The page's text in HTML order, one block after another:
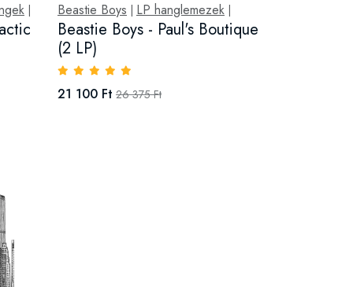
| Beastie Boys LP hanglemezek|
Beastie Boys - Paul's Boutique
(2 LP)
21 100 Ft 26 375 Ft